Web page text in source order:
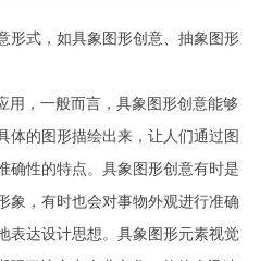
形式，如具象图形创意、抽象图形
用，一般而言，具象图形创意能够
体的图形描绘出来，让人们通过图
确性的特点。具象图形创意有时是
象，有时也会对事物外观进行准确
表达设计思想。具象图形元素视觉